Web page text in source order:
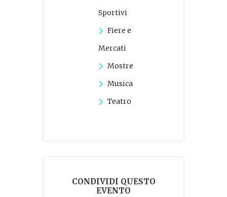
Sportivi
Fiere e
Mercati
Mostre
Musica
Teatro
CONDIVIDI QUESTO
EVENTO